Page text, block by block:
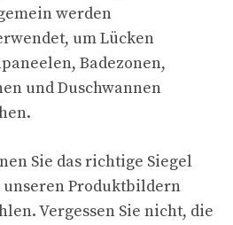
werden
um Lücken
Badezonen,
und Duschwannen
Sie das richtige Siegel
Produktbildern
Vergessen Sie nicht, die